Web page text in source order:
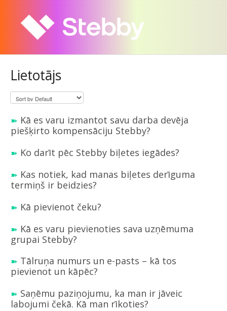
Lietotājs
Kā es varu izmantot savu darba devēja
piešķirto kompensāciju Stebby?
Ko darīt pēc Stebby biļetes iegādes?
Kas notiek, kad manas biļetes derīguma
termiņš ir beidzies?
Kā pievienot čeku?
Kā es varu pievienoties sava uzņēmuma
grupai Stebby?
Tālruņa numurs un e-pasts – kā tos
pievienot un kāpēc?
Saņēmu paziņojumu, ka man ir jāveic
labojumi čekā. Kā man rīkoties?